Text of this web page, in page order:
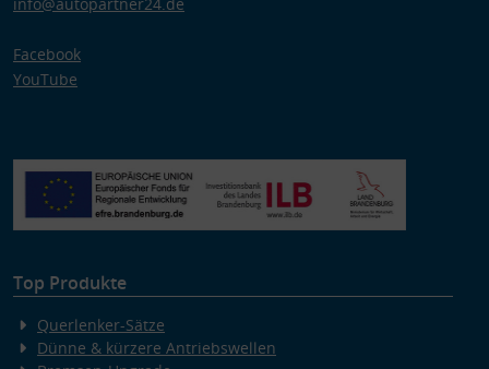
Facebook
YouTube
Top Produkte
Querlenker-Sätze
Dünne & kürzere Antriebswellen